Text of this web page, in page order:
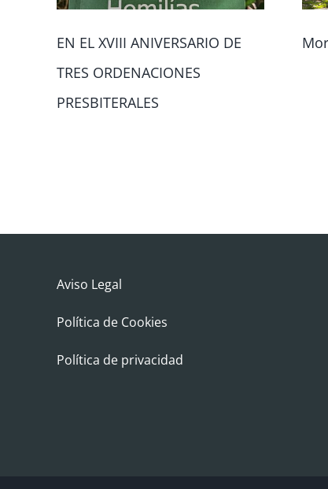
EN EL XVIII ANIVERSARIO DE
TRES ORDENACIONES
PRESBITERALES
Aviso Legal
Política de Cookies
Política de privacidad